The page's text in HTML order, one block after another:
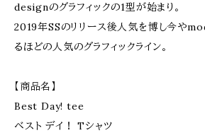
designのグラフィックの1型が始まり。
2019年SSのリリース後人気を博し今や
るほどの人気のグラフィックライン。
【商品名】
Best Day! tee
ベスト デイ！ Tシャツ